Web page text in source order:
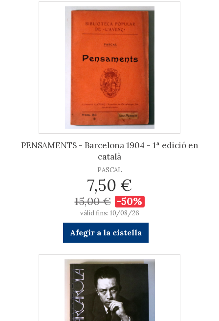
PENSAMENTS - Barcelona 1904 - 1ª edició en
català
PASCAL
7,50 €
15,00 € -50%
vàlid fins: 10/08/26
Afegir a la cistella